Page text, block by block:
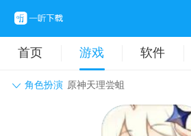
首页 游戏 软件
角色扮演 原神天理尝蛆
动作格斗 休闲